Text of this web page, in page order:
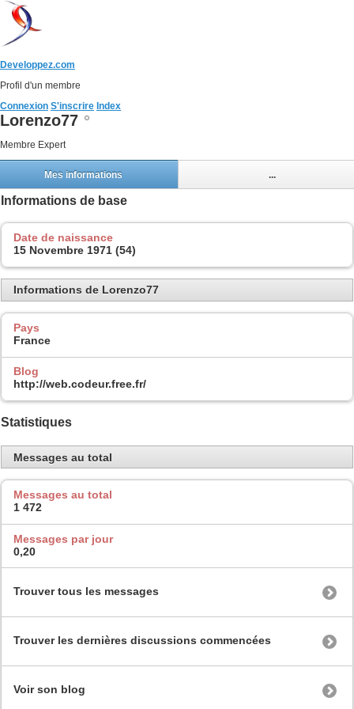
Developpez.com
Profil d'un membre
Connexion S'inscrire Index
Lorenzo77
Membre Expert
Mes informations ...
Informations de base
Date de naissance
15 Novembre 1971 (54)
Informations de Lorenzo77
Pays
France
Blog
http://web.codeur.free.fr/
Statistiques
Messages au total
Messages au total
1 472
Messages par jour
0,20
Trouver tous les messages
Trouver les dernières discussions commencées
Voir son blog